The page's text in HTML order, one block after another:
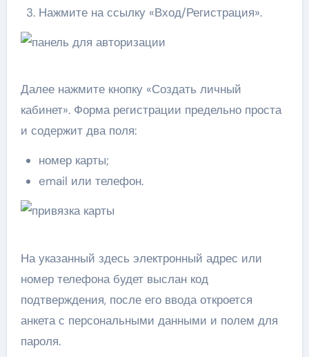
Нажмите на ссылку «Вход/Регистрация».
Далее нажмите кнопку «Создать личный
кабинет». Форма регистрации предельно проста
и содержит два поля:
номер карты;
email или телефон.
На указанный здесь электронный адрес или
номер телефона будет выслан код
подтверждения, после его ввода откроется
анкета с персональными данными и полем для
пароля.